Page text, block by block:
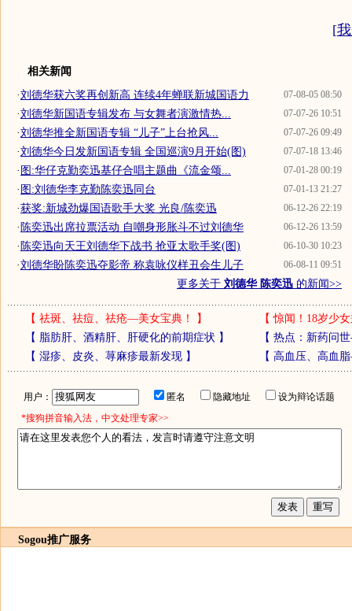
[
相关新闻
07-08-05 08:50
·刘德华获六奖再创新高 连续4年蝉联新城国语力
07-07-26 10:51
·刘德华新国语专辑发布 与女舞者演激情热...
07-07-26 09:49
·刘德华推全新国语专辑 “儿子”上台抢风...
07-07-18 13:46
·刘德华今日发新国语专辑 全国巡演9月开始(图)
07-01-28 00:19
·图:华仔克勤奕迅基仔合唱主题曲《流金颂...
07-01-13 21:27
·图:刘德华李克勤陈奕迅同台
06-12-26 22:19
·获奖:新城劲爆国语歌手大奖 光良/陈奕迅
06-12-26 13:59
· 陈奕迅出席拉票活动 自嘲身形胀斗不过刘德华
06-10-30 10:23
· 陈奕迅向天王刘德华下战书 抢亚太歌手奖(图)
06-08-11 09:51
·刘德华盼陈奕迅夺影帝 称袁咏仪样丑会生儿子
更多关于 刘德华 陈奕迅 的新闻>>
【 祛斑、祛痘、祛疮—美女宝典！ 】 【惊闻！18岁少
【 脂肪肝、酒精肝、肝硬化的前期症状 】 【 热点：新药问
【 湿疹、皮炎、荨麻疹最新发现】 【 高血压、高血
用户： 匿名 隐藏地址
设为辩论话题
*搜狗拼音输入法，中文处理专家>>
Sogou推广服务